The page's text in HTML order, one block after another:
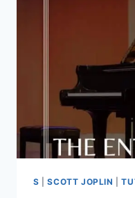
S |SCOTT JOPLIN |